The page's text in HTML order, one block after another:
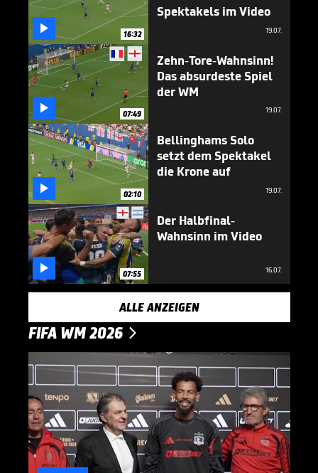
 16:32
Spektakels im Video
19.07.
 07:49
Zehn-Tore-Wahnsinn!
Das absurdeste Spiel
der WM
19.07.
 02:10
Bellinghams Solo
setzt dem Spektakel
die Krone auf
19.07.
 07:55
Der Halbfinal-
Wahnsinn im Video
16.07.
ALLE ANZEIGEN
FIFA WM 2026 